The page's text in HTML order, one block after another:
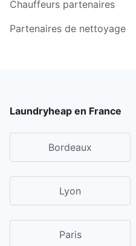
Chauffeurs partenaires
Partenaires de nettoyage
Laundryheap en France
Bordeaux
Lyon
Paris